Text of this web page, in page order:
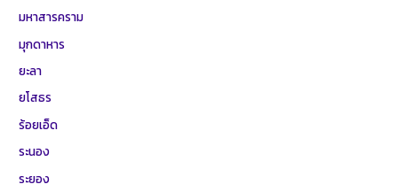
มหาสารคราม
มุกดาหาร
ยะลา
ยโสธร
ร้อยเอ็ด
ระนอง
ระยอง